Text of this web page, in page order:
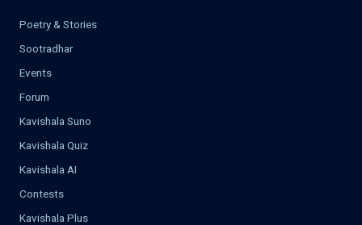
Poetry & Stories
Sootradhar
Events
Forum
Kavishala Suno
Kavishala Quiz
Kavishala AI
Contests
Kavishala Plus